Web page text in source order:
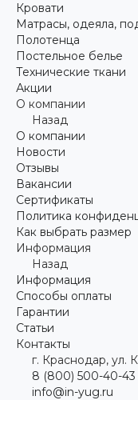
Кровати
Матрасы, одеяла,
Полотенца
Постельное белье
Технические ткани
Акции
О компании
Назад
О компании
Новости
Отзывы
Вакансии
Сертификаты
Политика
Как выбрать размер
Информация
Назад
Информация
Способы оплаты
Гарантии
Статьи
Контакты
г. Краснодар, ул.
8 (800) 500-40-43
info@in-yug.ru